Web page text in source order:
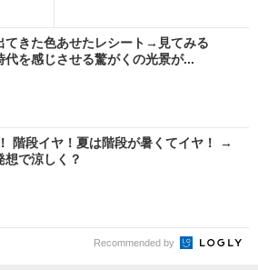
てきた色あせたレシート→見てみる
を感じさせる驚がくの光景が...
階段イヤ！夏は階段が暑くてイヤ！ →
想で涼しく？
Recommended by